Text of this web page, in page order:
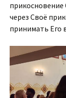
прикосновение
через Своё
принимать Его